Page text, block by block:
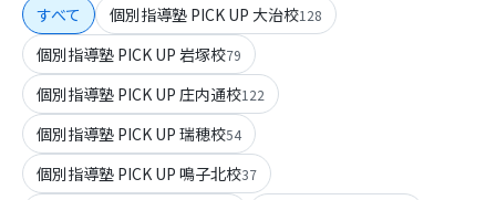
すべて 個別指導塾 PICK UP 大治校128
個別指導塾 PICK UP 岩塚校79
個別指導塾 PICK UP 庄内通校122
個別指導塾 PICK UP 瑞穂校54
個別指導塾 PICK UP 鳴子北校37